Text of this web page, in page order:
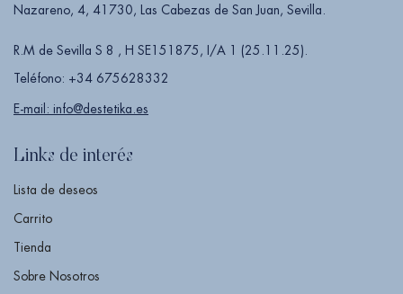
Nazareno, 4, 41730, Las Cabezas de San Juan, Sevilla.
R.M de Sevilla S 8 , H SE151875, I/A 1 (25.11.25).
Teléfono: +34 675628332
E-mail: info@destetika.es
Links de interés
Lista de deseos
Carrito
Tienda
Sobre Nosotros